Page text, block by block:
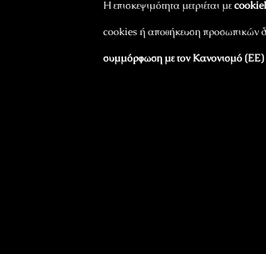
Η επισκεψιμότητα μετριέται με
cookies ή αποθήκευση προσωπικών
συμμόρφωση με τον Κανονισμό